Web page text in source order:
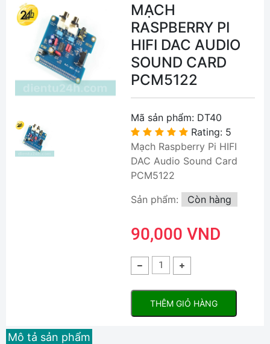
MẠCH
RASPBERRY PI
HIFI DAC AUDIO
SOUND CARD
PCM5122
Mã sản phẩm: DT40
Rating: 5
Mạch Raspberry Pi HIFI
DAC Audio Sound Card
PCM5122
Sản phẩm:
Còn hàng
90,000 VND
THÊM GIỎ HÀNG
Mô tả sản phẩm